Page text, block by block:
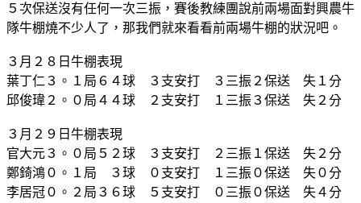
５次保送沒有任何一次三振，賽後教練團說前兩場面對興農牛
隊牛棚燒不少人了，那我們就來看看前兩場牛棚的狀況吧。
３月２８日牛棚表現
葉丁仁３。１局６４球 ３支安打 ３三振２保送 失１分
邱俊瑋２。０局４４球 ２支安打 １三振３保送 失２分
３月２９日牛棚表現
官大元３。０局５２球 ３支安打 ２三振１保送 失２分
鄭錡鴻０。１局 ３球 ０支安打 １三振０保送 失０分
李居冠０。２局３６球 ５支安打 ０三振０保送 失４分